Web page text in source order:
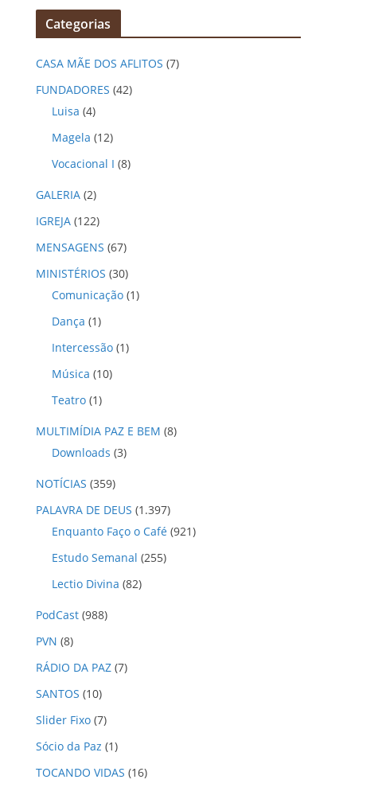
q
v
o
Categorias
CASA MÃE DOS AFLITOS (7)
FUNDADORES (42)
Luisa (4)
Magela (12)
Vocacional I (8)
GALERIA (2)
IGREJA (122)
MENSAGENS (67)
MINISTÉRIOS (30)
Comunicação (1)
Dança (1)
Intercessão (1)
Música (10)
Teatro (1)
MULTIMÍDIA PAZ E BEM (8)
Downloads (3)
NOTÍCIAS (359)
PALAVRA DE DEUS (1.397)
Enquanto Faço o Café (921)
Estudo Semanal (255)
Lectio Divina (82)
PodCast (988)
PVN (8)
RÁDIO DA PAZ (7)
SANTOS (10)
Slider Fixo (7)
Sócio da Paz (1)
TOCANDO VIDAS (16)